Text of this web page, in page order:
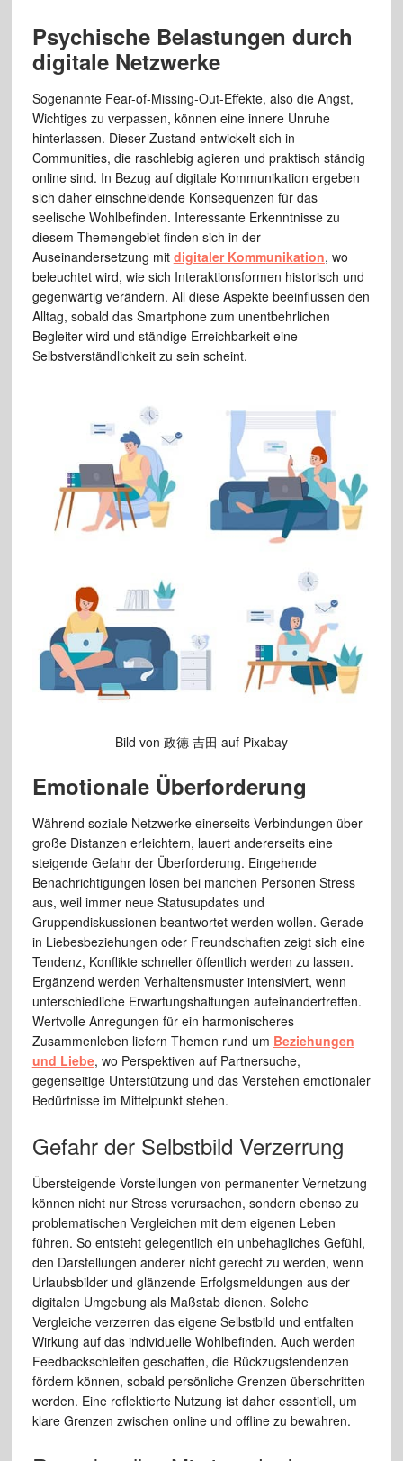
Psychische Belastungen durch
digitale Netzwerke
Sogenannte Fear-of-Missing-Out-Effekte, also die Angst,
Wichtiges zu verpassen, können eine innere Unruhe
hinterlassen. Dieser Zustand entwickelt sich in
Communities, die raschlebig agieren und praktisch ständig
online sind. In Bezug auf digitale Kommunikation ergeben
sich daher einschneidende Konsequenzen für das
seelische Wohlbefinden. Interessante Erkenntnisse zu
diesem Themengebiet finden sich in der
Auseinandersetzung mit digitaler Kommunikation, wo
beleuchtet wird, wie sich Interaktionsformen historisch und
gegenwärtig verändern. All diese Aspekte beeinflussen den
Alltag, sobald das Smartphone zum unentbehrlichen
Begleiter wird und ständige Erreichbarkeit eine
Selbstverständlichkeit zu sein scheint.
Bild von 政徳 吉田 auf Pixabay
Emotionale Überforderung
Während soziale Netzwerke einerseits Verbindungen über
große Distanzen erleichtern, lauert andererseits eine
steigende Gefahr der Überforderung. Eingehende
Benachrichtigungen lösen bei manchen Personen Stress
aus, weil immer neue Statusupdates und
Gruppendiskussionen beantwortet werden wollen. Gerade
in Liebesbeziehungen oder Freundschaften zeigt sich eine
Tendenz, Konflikte schneller öffentlich werden zu lassen.
Ergänzend werden Verhaltensmuster intensiviert, wenn
unterschiedliche Erwartungshaltungen aufeinandertreffen.
Wertvolle Anregungen für ein harmonischeres
Zusammenleben liefern Themen rund um Beziehungen
und Liebe, wo Perspektiven auf Partnersuche,
gegenseitige Unterstützung und das Verstehen emotionaler
Bedürfnisse im Mittelpunkt stehen.
Gefahr der Selbstbild Verzerrung
Übersteigende Vorstellungen von permanenter Vernetzung
können nicht nur Stress verursachen, sondern ebenso zu
problematischen Vergleichen mit dem eigenen Leben
führen. So entsteht gelegentlich ein unbehagliches Gefühl,
den Darstellungen anderer nicht gerecht zu werden, wenn
Urlaubsbilder und glänzende Erfolgsmeldungen aus der
digitalen Umgebung als Maßstab dienen. Solche
Vergleiche verzerren das eigene Selbstbild und entfalten
Wirkung auf das individuelle Wohlbefinden. Auch werden
Feedbackschleifen geschaffen, die Rückzugstendenzen
fördern können, sobald persönliche Grenzen überschritten
werden. Eine reflektierte Nutzung ist daher essentiell, um
klare Grenzen zwischen online und offline zu bewahren.